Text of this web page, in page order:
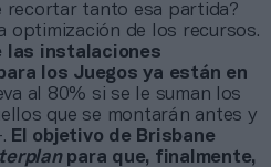
recortar tanto esa partida?
optimización de los recursos.
las instalaciones
los Juegos ya están en
al 80% si se le suman los
que se montarán antes y
El objetivo de Brisbane
para que, finalmente,